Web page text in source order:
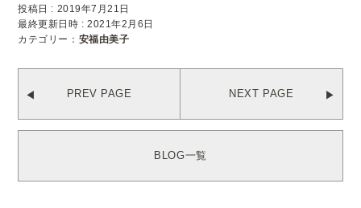
投稿日 : 2019年7月21日
最終更新日時 : 2021年2月6日
カテゴリー： 安福由美子
PREV PAGE NEXT PAGE
BLOG一覧